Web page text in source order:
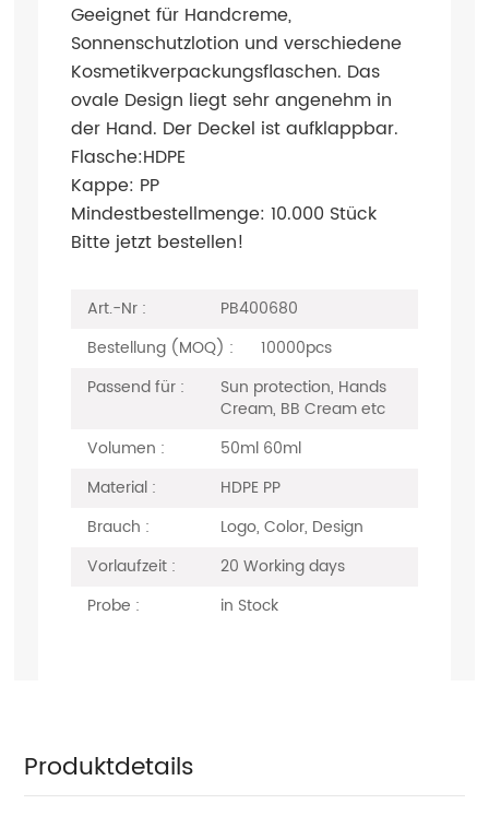
Geeignet für Handcreme,
Sonnenschutzlotion und verschiedene
Kosmetikverpackungsflaschen. Das
ovale Design liegt sehr angenehm in
der Hand. Der Deckel ist aufklappbar.
Flasche:HDPE
Kappe: PP
Mindestbestellmenge: 10.000 Stück
Bitte jetzt bestellen!
Art.-Nr :
PB400680
Bestellung (MOQ) :
10000pcs
Passend für :
Sun protection, Hands
Cream, BB Cream etc
Volumen :
50ml 60ml
Material :
HDPE PP
Brauch :
Logo, Color, Design
Vorlaufzeit :
20 Working days
Probe :
in Stock
Produktdetails